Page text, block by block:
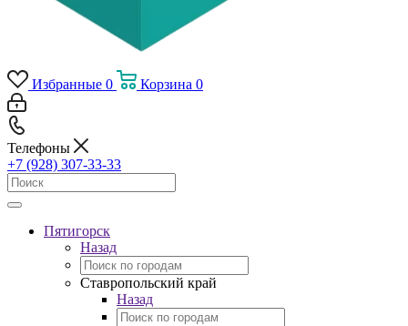
Избранные 0 Корзина 0
Телефоны
+7 (928) 307-33-33
Пятигорск
Назад
Ставропольский край
Назад